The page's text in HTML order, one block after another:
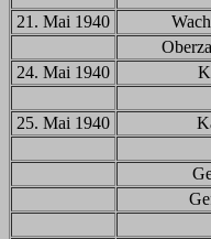
21. Mai 1940
24. Mai 1940
25. Mai 1940